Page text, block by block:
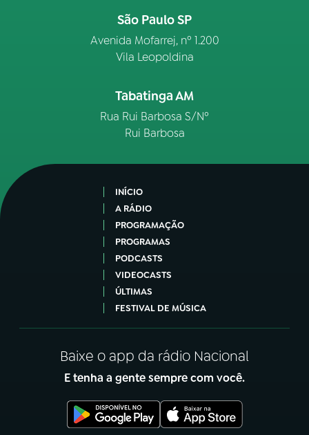
São Paulo SP
Avenida Mofarrej, nº 1.200
Vila Leopoldina
Tabatinga AM
Rua Rui Barbosa S/Nº
Rui Barbosa
INÍCIO
A RÁDIO
PROGRAMAÇÃO
PROGRAMAS
PODCASTS
VIDEOCASTS
ÚLTIMAS
FESTIVAL DE MÚSICA
Baixe o app da rádio Nacional
E tenha a gente sempre com você.